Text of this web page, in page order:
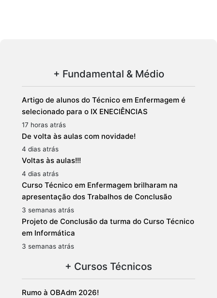
+ Fundamental & Médio
Artigo de alunos do Técnico em Enfermagem é
selecionado para o IX ENECIÊNCIAS
17 horas atrás
De volta às aulas com novidade!
4 dias atrás
Voltas às aulas!!!
4 dias atrás
Curso Técnico em Enfermagem brilharam na
apresentação dos Trabalhos de Conclusão
3 semanas atrás
Projeto de Conclusão da turma do Curso Técnico
em Informática
3 semanas atrás
+ Cursos Técnicos
Rumo à OBAdm 2026!